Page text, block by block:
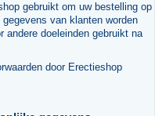
gebruikt om uw bestelling op
van klanten worden
andere doeleinden gebruikt na
door Erectieshop